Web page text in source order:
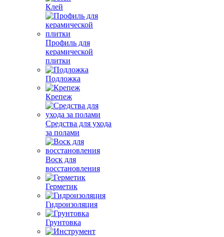
Клей
Профиль для
керамической
плитки
Подложка
Крепеж
Средства для ухода
за полами
Воск для
восстановления
Герметик
Гидроизоляция
Грунтовка